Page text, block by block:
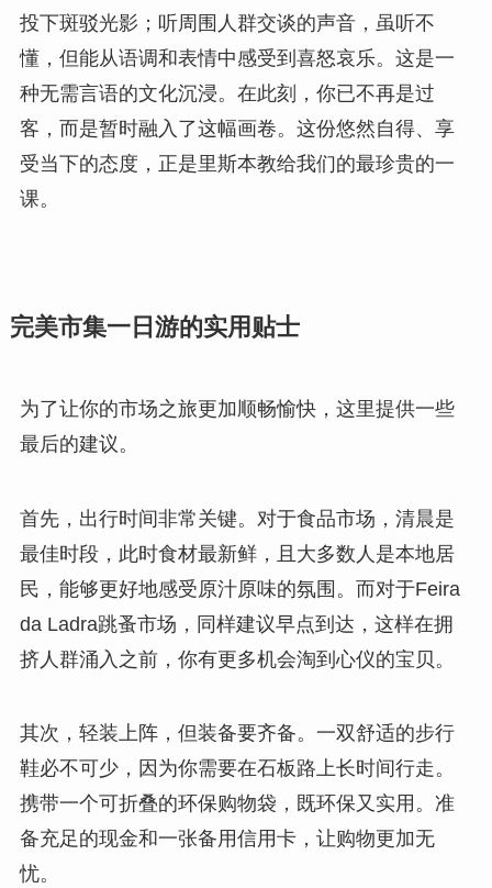
投下斑驳光影；听周围人群交谈的声音，虽听不
懂，但能从语调和表情中感受到喜怒哀乐。这是一
种无需言语的文化沉浸。在此刻，你已不再是过
客，而是暂时融入了这幅画卷。这份悠然自得、享
受当下的态度，正是里斯本教给我们的最珍贵的一
课。
完美市集一日游的实用贴士
为了让你的市场之旅更加顺畅愉快，这里提供一些
最后的建议。
首先，出行时间非常关键。对于食品市场，清晨是
最佳时段，此时食材最新鲜，且大多数人是本地居
民，能够更好地感受原汁原味的氛围。而对于Feira
da Ladra跳蚤市场，同样建议早点到达，这样在拥
挤人群涌入之前，你有更多机会淘到心仪的宝贝。
其次，轻装上阵，但装备要齐备。一双舒适的步行
鞋必不可少，因为你需要在石板路上长时间行走。
携带一个可折叠的环保购物袋，既环保又实用。准
备充足的现金和一张备用信用卡，让购物更加无
忧。